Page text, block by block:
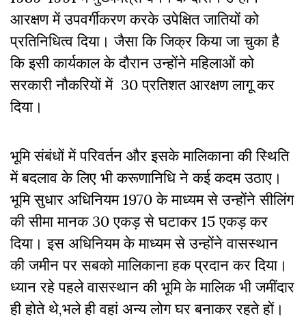
आरक्षण में उपवर्गीकरण करके उपेक्षित जातियों को
प्रतिनिधित्व दिया। जैसा कि जिक्र किया जा चुका है
कि इसी कार्यकाल के दौरान उन्होंने महिलाओं को
सरकारी नौकरियों में 30 प्रतिशत आरक्षण लागू कर
दिया।
भूमि संबंधों में परिवर्तन और इसके मालिकाना की स्थिति
में बदलाव के लिए भी करूणानिधि ने कई कदम उठाए।
भूमि सुधार अधिनियम 1970 के माध्यम से उन्होंने सीलिंग
की सीमा मानक 30 एकड़ से घटाकर 15 एकड़ कर
दिया। इस अधिनियम के माध्यम से उन्होंने वासस्थान
की जमीन पर सबको मालिकाना हक प्रदान कर दिया।
ध्यान रहे पहले वासस्थान की भूमि के मालिक भी जमींदार
ही होते थे,भले ही वहां अन्य लोग घर बनाकर रहते हों।